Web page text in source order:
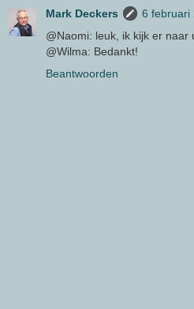
Mark Deckers
6 februari
@Naomi: leuk, ik kijk er naar
@Wilma: Bedankt!
Beantwoorden